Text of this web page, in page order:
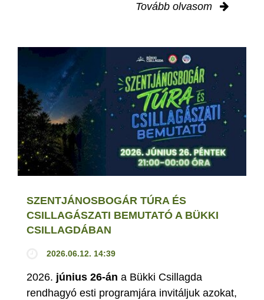
Tovább olvasom
SZENTJÁNOSBOGÁR TÚRA ÉS
CSILLAGÁSZATI BEMUTATÓ A BÜKKI
CSILLAGDÁBAN
2026.06.12. 14:39
2026. június 26-án a Bükki Csillagda
rendhagyó esti programjára invitáljuk azokat,